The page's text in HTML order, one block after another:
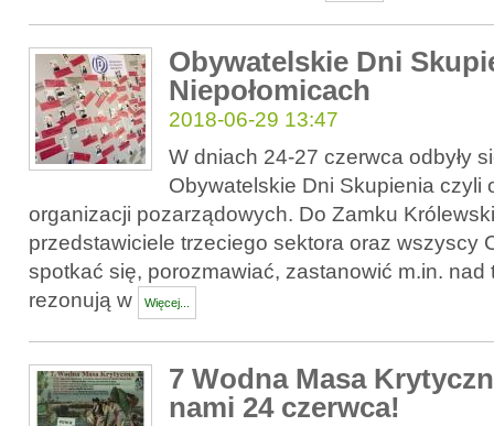
Obywatelskie Dni
Niepołomicach
2018-06-29 13:47
W dniach 24-27 czerwca odbyły
Obywatelskie Dni Skupienia czyli
organizacji pozarządowych. Do Zamku
przedstawiciele trzeciego sektora oraz wszyscy
spotkać się, porozmawiać, zastanowić m.in. nad
rezonują w
Więcej...
7 Wodna Masa
nami 24 czerwca!